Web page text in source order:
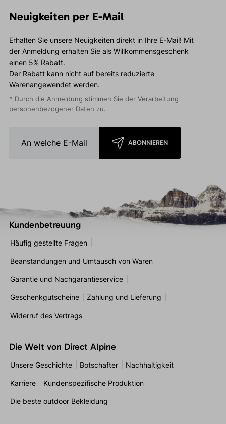
Neuigkeiten per E-Mail
Erhalten Sie unsere Neuigkeiten direkt in Ihre E-Mail! Mit
der Anmeldung erhalten Sie als Willkommensgeschenk
einen 5% Rabatt.
Der Rabatt kann nicht auf bereits reduzierte
Warenangewendet werden.
* Durch die Anmeldung stimmen Sie der Verarbeitung
personenbezogener Daten zu.
ABONNIEREN
Kundenbetreuung
Häufig gestellte Fragen
Beanstandungen und Umtausch von Waren
Garantie und Nachgarantieservice
Geschenkgutscheine Zahlung und Lieferung
Widerruf des Vertrags
Die Welt von Direct Alpine
Unsere Geschichte Botschafter Nachhaltigkeit
Karriere Kundenspezifische Produktion
Die beste outdoor Bekleidung